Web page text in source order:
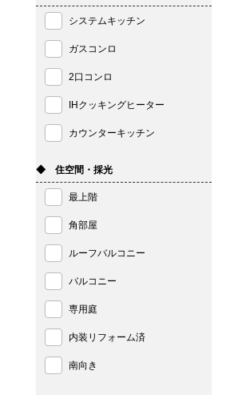
システムキッチン
ガスコンロ
2口コンロ
IHクッキングヒーター
カウンターキッチン
◆ 住空間・採光
最上階
角部屋
ルーフバルコニー
バルコニー
専用庭
内装リフォーム済
南向き